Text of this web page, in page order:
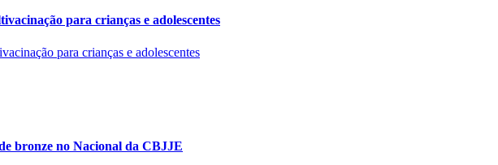
para crianças e adolescentes
bronze no Nacional da CBJJE